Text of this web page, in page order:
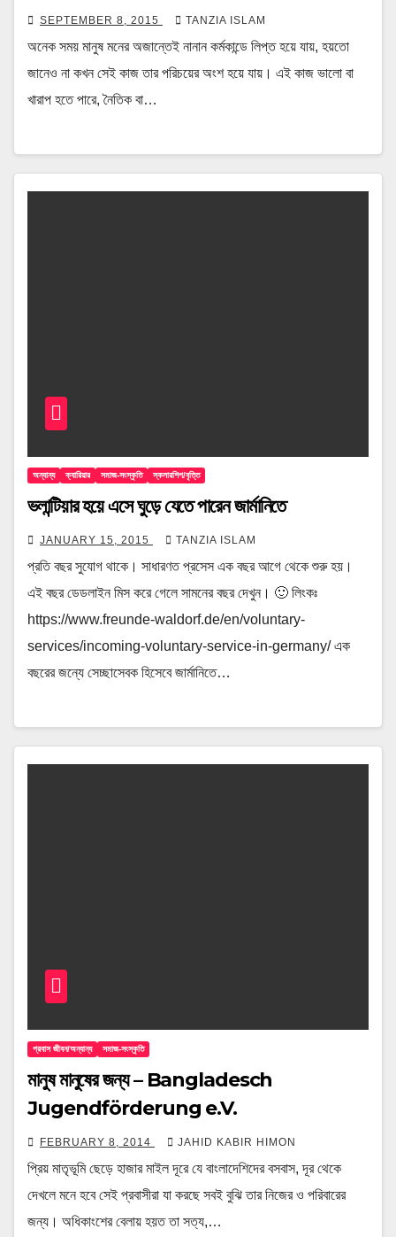
SEPTEMBER 8, 2015 TANZIA ISLAM
অনেক সময় মানুষ মনের অজান্তেই নানান কর্মকান্ডে লিপ্ত হয়ে যায়, হয়তো
জানেও না কখন সেই কাজ তার পরিচয়ের অংশ হয়ে যায়। এই কাজ ভালো বা
খারাপ হতে পারে, নৈতিক বা…
অন্যান্য ক্যারিয়ার সমাজ-সংস্কৃতি স্কলারশিপ/বৃত্তি
ভলান্টিয়ার হয়ে এসে ঘুড়ে যেতে পারেন জার্মানিতে
JANUARY 15, 2015 TANZIA ISLAM
প্রতি বছর সুযোগ থাকে। সাধারণত প্রসেস এক বছর আগে থেকে শুরু হয়।
এই বছর ডেডলাইন মিস করে গেলে সামনের বছর দেখুন। 🙂 লিংকঃ
https://www.freunde-waldorf.de/en/voluntary-
services/incoming-voluntary-service-in-germany/ এক
বছরের জন্যে সেচ্ছাসেবক হিসেবে জার্মানিতে…
প্রবাস জীবন/অন্যান্য সমাজ-সংস্কৃতি
মানুষ মানুষের জন্য – Bangladesch
Jugendförderung e.V.
FEBRUARY 8, 2014 JAHID KABIR HIMON
প্রিয় মাতৃভূমি ছেড়ে হাজার মাইল দূরে যে বাংলাদেশিদের বসবাস, দূর থেকে
দেখলে মনে হবে সেই প্রবাসীরা যা করছে সবই বুঝি তার নিজের ও পরিবারের
জন্য। অধিকাংশের বেলায় হয়ত তা সত্য,…